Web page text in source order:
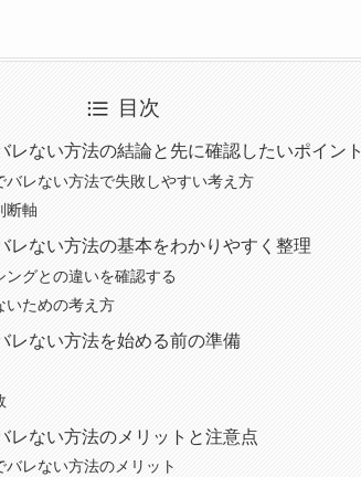
目次
レない方法の結論と先に確認したいポイント
バレない方法で失敗しやすい考え方
断軸
レない方法の基本をわかりやすく整理
グとの違いを確認する
いための考え方
レない方法を始める前の準備
レない方法のメリットと注意点
バレない方法のメリット